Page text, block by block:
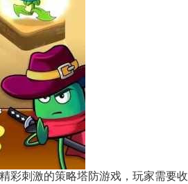
彩刺激的策略塔防游戏，玩家需要收